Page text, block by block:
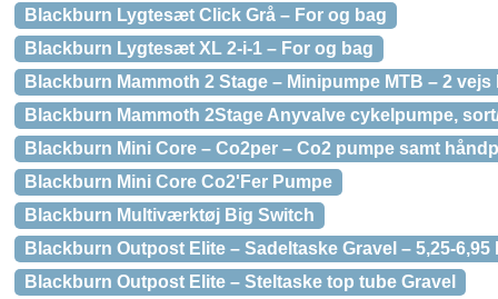
Blackburn Lygtesæt Click Grå – For og bag
Blackburn Lygtesæt XL 2-i-1 – For og bag
Blackburn Mammoth 2 Stage – Minipumpe MTB – 2
Blackburn Mammoth 2Stage Anyvalve cykelpumpe,
Blackburn Mini Core – Co2per – Co2 pumpe samt
Blackburn Mini Core Co2'Fer Pumpe
Blackburn Multiværktøj Big Switch
Blackburn Outpost Elite – Sadeltaske Gravel – 5,25-6,95
Blackburn Outpost Elite – Steltaske top tube Gravel